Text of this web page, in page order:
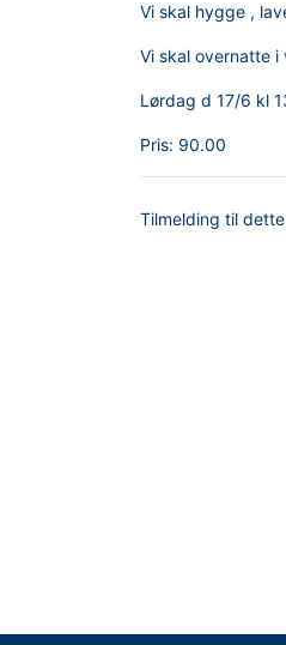
Vi skal hygge ,
Vi skal overnatte i
Lørdag d 17/6 kl
Pris: 90.00
Tilmelding til